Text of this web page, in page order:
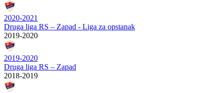
2020-2021
Druga liga RS – Zapad - Liga za opstanak
2019-2020
2019-2020
Druga liga RS – Zapad
2018-2019